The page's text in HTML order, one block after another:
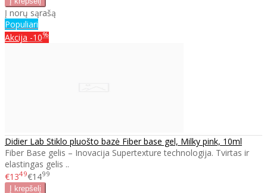
Į norų sąrašą
Populiari
Akcija -10%
Didier Lab Stiklo pluošto bazė Fiber base gel, Milky pink, 10ml
Fiber Base gelis – Inovacija Supertexture technologija. Tvirtas ir
elastingas gelis ..
€1349€1499